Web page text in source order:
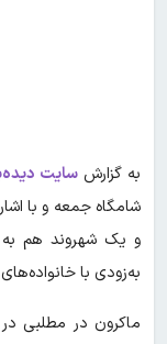
به گزارش سایت
به‌زودی با
ماکرون در مطلبی